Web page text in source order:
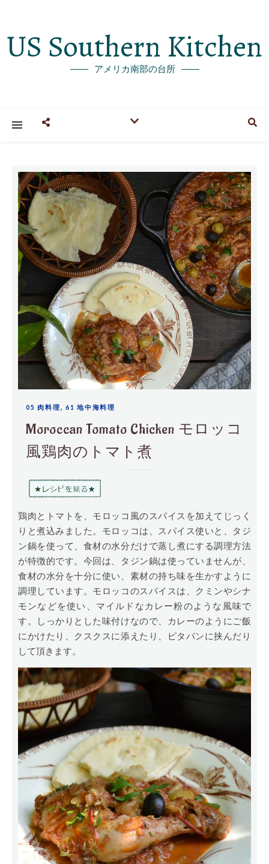
US Southern Kitchen
アメリカ南部の台所
05 肉料理,61 地中海料理
Moroccan Tomato Chicken モロッコ
風鶏肉のトマト煮
鶏肉とトマトを、モロッコ風のスパイスを加えてじっく
りと煮込みました。モロッコは、スパイス使いと、タジ
ン鍋を使って、食材の水分だけで蒸し煮にする調理方法
が特徴的です。今回は、タジン鍋は使っていませんが、
食材の水分を十分に使い、素材の持ち味を生かすように
調理しています。モロッコのスパイスは、クミンやシナ
モンなどを使い、マイルドなカレー粉のような風味で
す。しっかりとした味付けなので、カレーのようにご飯
にかけたり、クスクスに添えたり、ピタパンに挟んだり
して頂きます。